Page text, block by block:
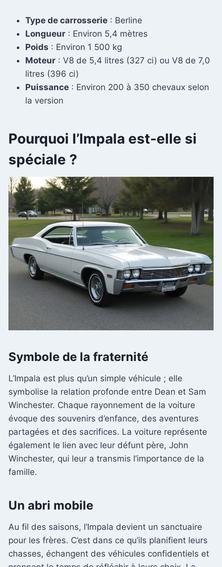
Type de carrosserie : Berline
Longueur : Environ 5,4 mètres
Poids : Environ 1 500 kg
Moteur : V8 de 5,4 litres (327 ci) ou V8 de 7,0
litres (396 ci)
Puissance : Environ 200 à 350 chevaux selon
la version
Pourquoi l’Impala est-elle si
spéciale ?
Symbole de la fraternité
L’Impala est plus qu’un simple véhicule ; elle
symbolise la relation profonde entre Dean et Sam
Winchester. Chaque rayonnement de la voiture
évoque des souvenirs d’enfance, des aventures
partagées et des sacrifices. La voiture représente
également le lien avec leur défunt père, John
Winchester, qui leur a transmis l’importance de la
famille.
Un abri mobile
Au fil des saisons, l’Impala devient un sanctuaire
pour les frères. C’est dans ce qu’ils planifient leurs
chasses, échangent des véhicules confidentiels et